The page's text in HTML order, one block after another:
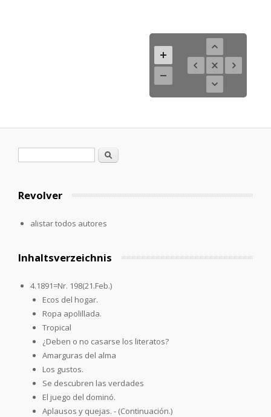
Formulario de búsqueda
Buscar
Revolver
alistar todos autores
Inhaltsverzeichnis
4.1891=Nr. 198(21.Feb.)
Ecos del hogar.
Ropa apolillada.
Tropical
¿Deben o no casarse los literatos?
Amarguras del alma
Los gustos.
Se descubren las verdades
El juego del dominó.
Aplausos y quejas. - (Continuación.)